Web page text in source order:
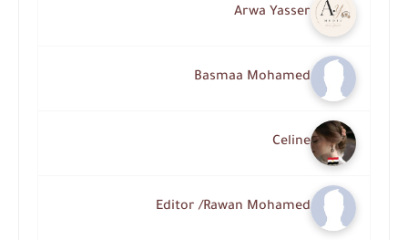
Arwa Yasser
Basmaa Mohamed
Celine
Editor /Rawan Mohamed